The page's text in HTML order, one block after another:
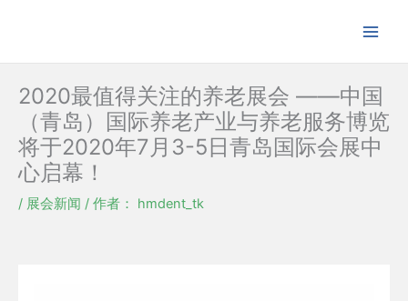
内
2020最值得关注的养老展会 ——中国
（青岛）国际养老产业与养老服务博览
将于2020年7月3-5日青岛国际会展中
心启幕！
/ 展会新闻 / 作者： hmdent_tk